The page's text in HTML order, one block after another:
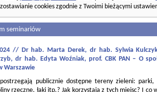
cookies zgodnie z Twoimi bieżącymi
seminariów
// Dr hab. Marta Derek, dr hab. Sylwia
dr hab. Edyta Woźniak, prof. CBK PAN – O
Warszawie
publicznie dostępne tereny zieleni: parki,
rzeczne, łąki itp.? Jak korzystają z tych miejsc? I co